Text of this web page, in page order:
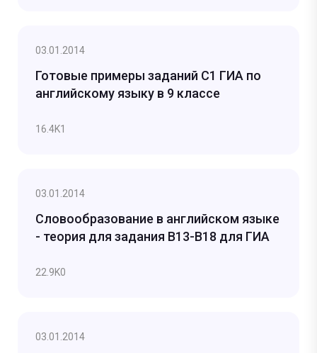
03.01.2014
Готовые примеры заданий С1 ГИА по
английскому языку в 9 классе
16.4K1
03.01.2014
Словообразование в английском языке
- теория для задания В13-В18 для ГИА
22.9K0
03.01.2014